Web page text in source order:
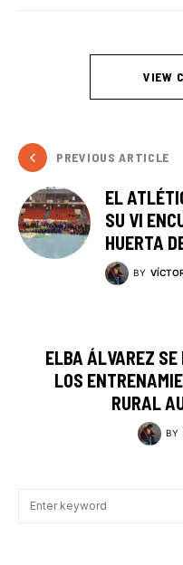
VIEW
PREVIOUS ARTICLE
EL
SU VI
HUERTA
BY
ELBA ÁLVAREZ SE
LOS
RURAL
BY